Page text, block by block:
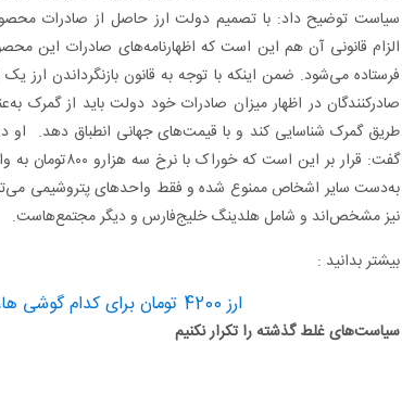
سیاست توضیح داد: با تصمیم دولت ارز حاصل از صادرات
الزام قانونی آن هم این است که اظهارنامه‌های صادرات این
فرستاده می‌شود. ضمن اینکه با توجه به قانون بازنگرداندن ارز
صادرکنندگان در اظهار میزان صادرات خود دولت باید از گمرک
طریق گمرک شناسایی کند و با قیمت‌های جهانی انطباق دهد. او
گفت: قرار بر این
به‌دست سایر اشخاص ممنوع شده و فقط واحدهای پتروشیمی
نیز مشخص‌اند و شامل هلدینگ خلیج‌فارس و دیگر مجتمع‌هاست.
بیشتر بدانید :
ارز 4200 تومان برای کدام گوشی ها، قابل دریافت است؟
سیاست‌های غلط گذشته را تکرار نکنیم